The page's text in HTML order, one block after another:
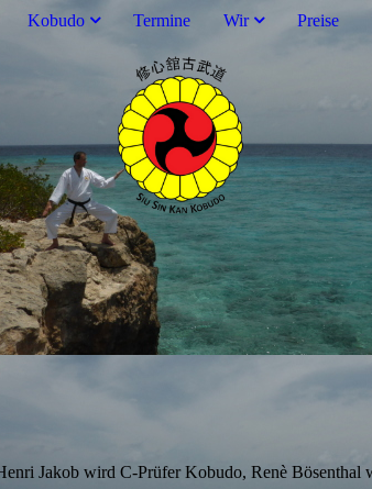
Kobudo Termine Wir Preise
Jakob wird C-Prüfer Kobudo, Renè Bösenthal